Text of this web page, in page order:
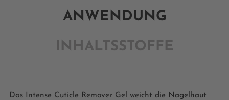
ANWENDUNG
INHALTSSTOFFE
Das Intense Cuticle Remover Gel weicht die Nagelhaut